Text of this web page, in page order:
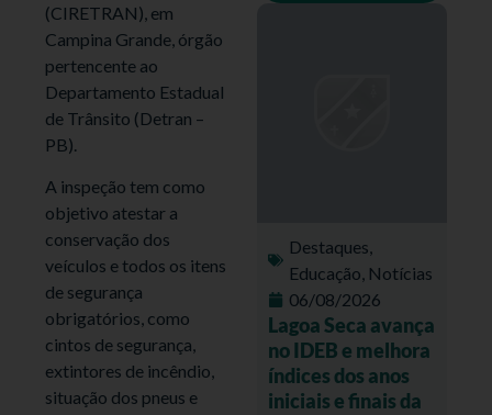
(CIRETRAN), em
Campina Grande, órgão
pertencente ao
Departamento Estadual
de Trânsito (Detran –
PB).
A inspeção tem como
objetivo atestar a
conservação dos
veículos e todos os itens
de segurança
obrigatórios, como
cintos de segurança,
extintores de incêndio,
situação dos pneus e
Destaques,
Educação, Notícias
06/08/2026
Lagoa Seca avança
no IDEB e melhora
índices dos anos
iniciais e finais da